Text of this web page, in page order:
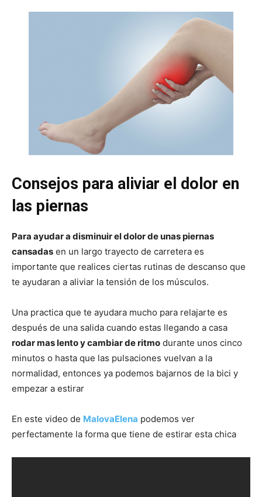
Consejos para aliviar el dolor en
las piernas
Para ayudar a disminuir el dolor de unas piernas
cansadas en un largo trayecto de carretera es
importante que realices ciertas rutinas de descanso que
te ayudaran a aliviar la tensión de los músculos.
Una practica que te ayudara mucho para relajarte es
después de una salida cuando estas llegando a casa
rodar mas lento y cambiar de ritmo durante unos cinco
minutos o hasta que las pulsaciones vuelvan a la
normalidad, entonces ya podemos bajarnos de la bici y
empezar a estirar
En este video de MalovaElena podemos ver
perfectamente la forma que tiene de estirar esta chica